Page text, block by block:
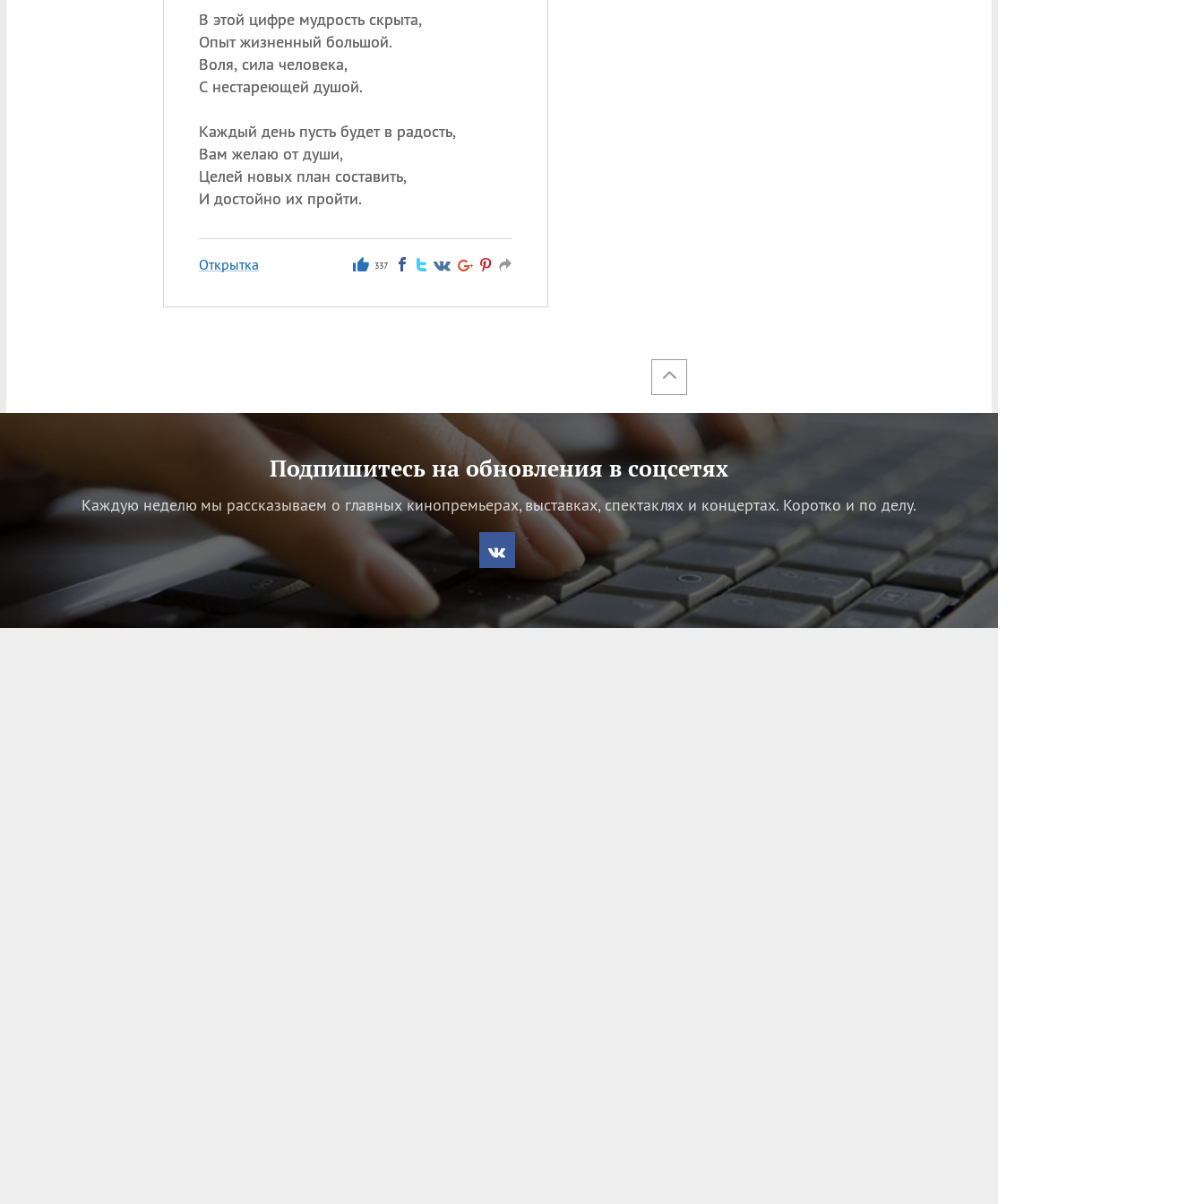
В этой цифре мудрость скрыта,
Опыт жизненный большой.
Воля, сила человека,
С нестареющей душой.
Каждый день пусть будет в радость,
Вам желаю от души,
Целей новых план составить,
И достойно их пройти.
Открытка 337
Подпишитесь на обновления в соцсетях
Каждую неделю мы рассказываем о главных кинопремьерах, выставках, спектаклях и концертах. Коротко и по делу.